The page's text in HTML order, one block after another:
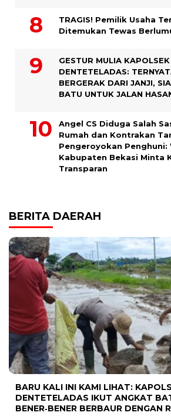
TRAGIS! Pemilik Usaha
Ditemukan Tewas
GESTUR MULIA KAPOLSEK
DENTETELADAS:
BERGERAK DARI JANJI,
BATU UNTUK JALAN
Angel CS Diduga Salah
Rumah dan Kontrakan
Pengeroyokan Penghuni:
Kabupaten Bekasi Minta
Transparan
BERITA DAERAH
BARU KALI INI KAMI LIHAT:
DENTETELADAS IKUT ANGKAT
BENER‑BENER BERBAUR DENGAN